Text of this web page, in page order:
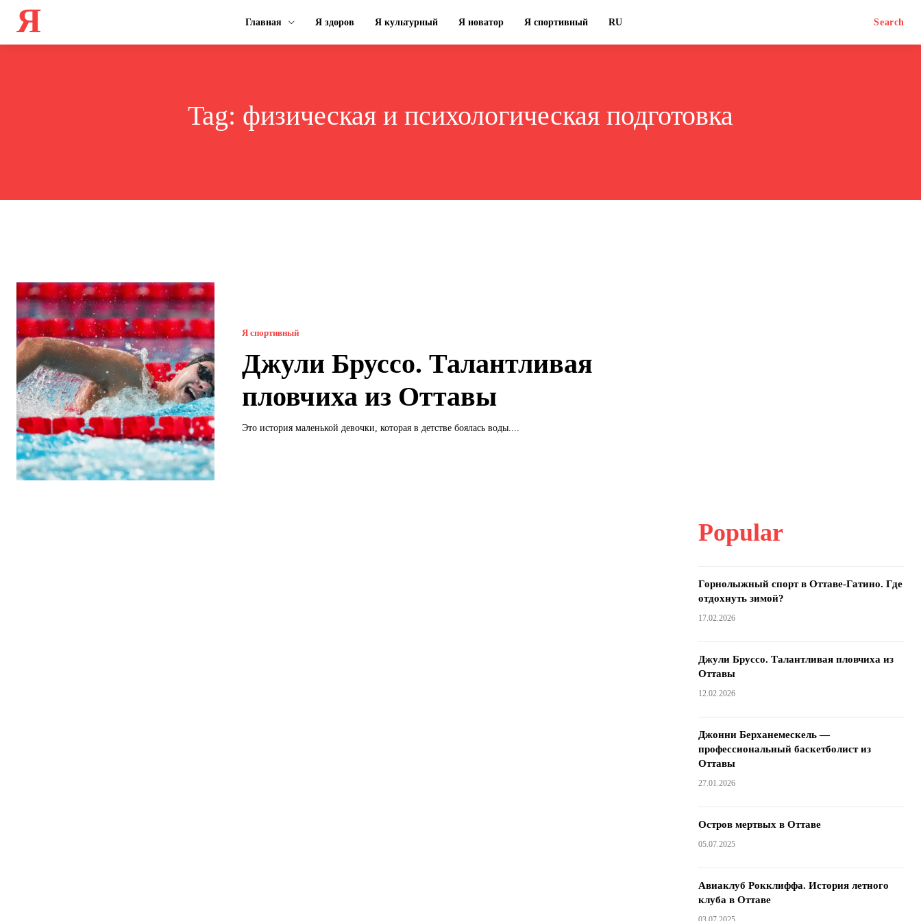
Я Главная Я здоров Я культурный Я новатор Я спортивный RU Search
Tag: физическая и психологическая подготовка
Я спортивный
Джули Бруссо. Талантливая
пловчиха из Оттавы
Это история маленькой девочки, которая в детстве боялась воды....
Popular
Горнолыжный спорт в Оттаве-Гатино. Где
отдохнуть зимой?
17.02.2026
Джули Бруссо. Талантливая пловчиха из
Оттавы
12.02.2026
Джонни Берханемескель —
профессиональный баскетболист из
Оттавы
27.01.2026
Остров мертвых в Оттаве
05.07.2025
Авиаклуб Рокклиффа. История летного
клуба в Оттаве